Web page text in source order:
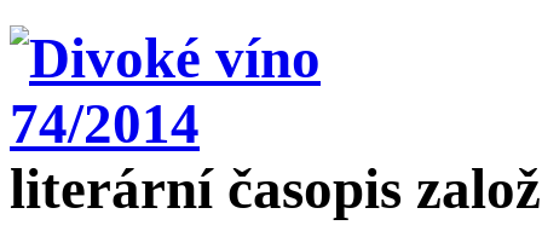
literární časopis